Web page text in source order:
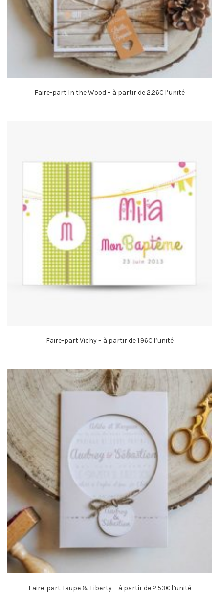
Faire-part In the Wood – à partir de 2.26€ l’unité
Faire-part Vichy – à partir de 1.96€ l’unité
Faire-part Taupe & Liberty – à partir de 2.53€ l’unité